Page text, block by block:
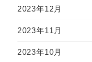
2023年12月
2023年11月
2023年10月